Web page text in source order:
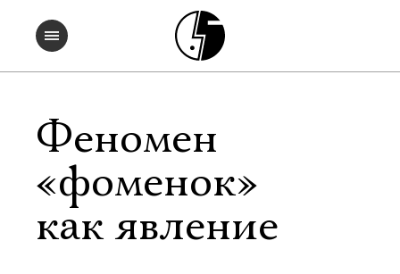
Феномен
«фоменок»
как явление